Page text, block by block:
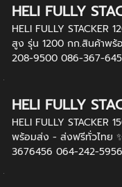
HELI FULLY
HELI FULLY STACKER
สูง รุ่น 1200 กก.สินค้าพ
208-9500 086-367-
HELI FULLY
HELI FULLY
พร้อมส่ง - ส่งฟรีทั่วไทย
3676456 064-242-5956